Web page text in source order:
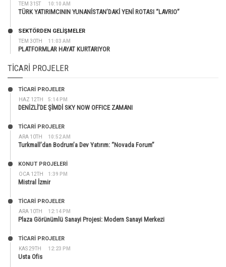
TEM 31ST 10:10 AM
TÜRK YATIRIMCININ YUNANİSTAN’DAKİ YENİ ROTASI “LAVRIO”
TEM 30TH 11:03 AM
SEKTÖRDEN GELIŞMELER
PLATFORMLAR HAYAT KURTARIYOR
TICARI PROJELER
HAZ 12TH 5:14 PM
TİCARİ PROJELER
DENİZLİ’DE ŞİMDİ SKY NOW OFFICE ZAMANI
ARA 10TH 10:52 AM
TİCARİ PROJELER
Turkmall’dan Bodrum’a Dev Yatırım: “Novada Forum”
OCA 12TH 1:39 PM
KONUT PROJELERI
Mistral İzmir
ARA 10TH 12:14 PM
TİCARİ PROJELER
Plaza Görünümlü Sanayi Projesi: Modern Sanayi Merkezi
KAS 29TH 12:23 PM
TİCARİ PROJELER
Usta Ofis